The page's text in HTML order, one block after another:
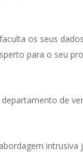
os seus
para o seu
de